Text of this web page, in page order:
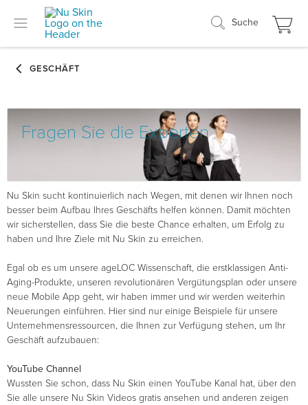
Suche
Fragen Sie die Experten
Nu Skin sucht kontinuierlich nach Wegen, mit denen wir Ihnen noch
besser beim Aufbau Ihres Geschäfts helfen können. Damit möchten
wir sicherstellen, dass Sie die beste Chance erhalten, um Erfolg zu
haben und Ihre Ziele mit Nu Skin zu erreichen.
Egal ob es um unsere ageLOC Wissenschaft, die erstklassigen Anti-
Aging-Produkte, unseren revolutionären Vergütungsplan oder unsere
neue Mobile App geht, wir haben immer und wir werden weiterhin
Neuerungen einführen. Hier sind nur einige Beispiele für unsere
Unternehmensressourcen, die Ihnen zur Verfügung stehen, um Ihr
Geschäft aufzubauen:
YouTube Channel
Wussten Sie schon, dass Nu Skin einen YouTube Kanal hat, über den
Sie alle unsere Nu Skin Videos gratis ansehen und anderen zeigen